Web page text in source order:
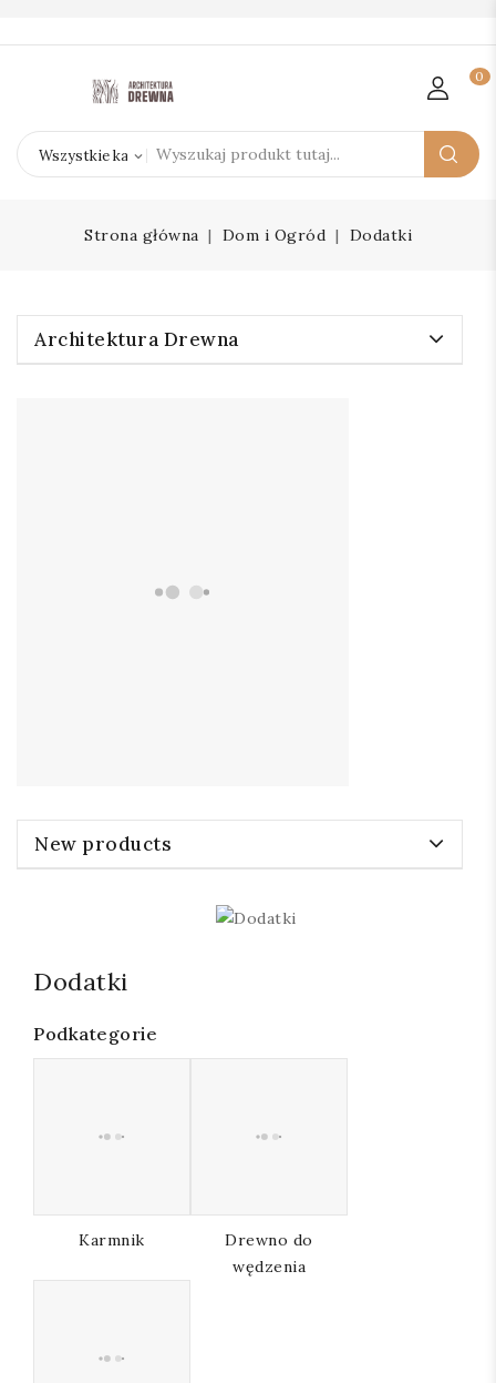
0
Strona główna Dom i Ogród Dodatki
Architektura Drewna
New products
Dodatki
Podkategorie
Karmnik
Drewno do
wędzenia